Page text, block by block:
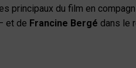
principaux du film en
et de Francine Bergé dans le